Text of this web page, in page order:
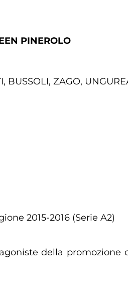
PINEROLO
BUSSOLI, ZAGO,
2015-2016 (Serie A2)
della promozione